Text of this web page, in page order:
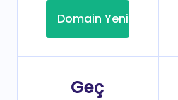
Domain Yenileme
Geç